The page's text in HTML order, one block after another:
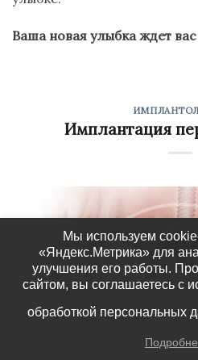
Ваша новая улыбка ждет
Имплантация
Мы используем
«Яндекс.Метрика» для
улучшения его работы.
сайтом, вы соглашаетесь с
обработкой персональных